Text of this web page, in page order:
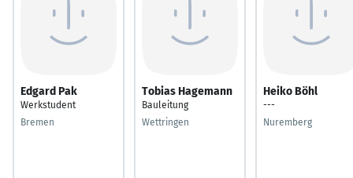
Edgard Pak
Werkstudent
Bremen
Tobias Hagemann
Bauleitung
Wettringen
Heiko Böhl
---
Nuremberg